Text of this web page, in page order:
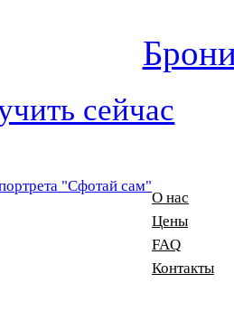
сейчас
О нас
Цены
FAQ
Контакты